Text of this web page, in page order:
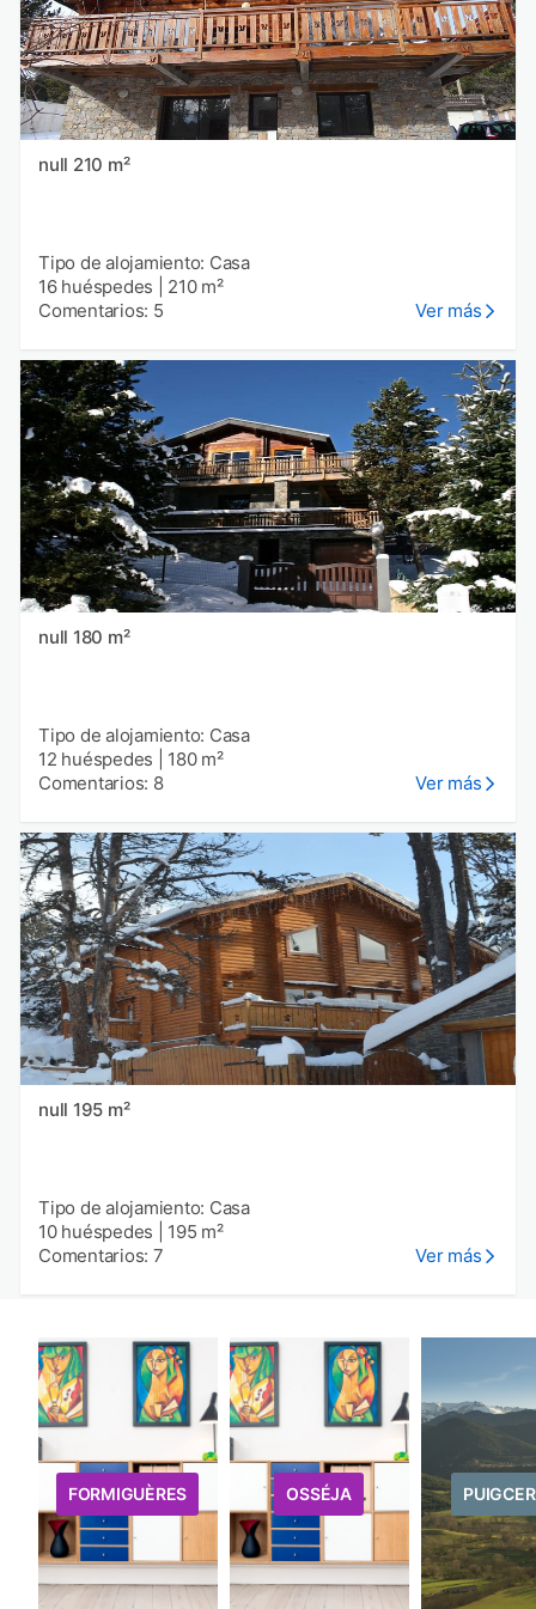
null 210 m²
Tipo de alojamiento: Casa
16 huéspedes
210 m²
Comentarios: 5
Ver más
null 180 m²
Tipo de alojamiento: Casa
12 huéspedes
180 m²
Comentarios: 8
Ver más
null 195 m²
Tipo de alojamiento: Casa
10 huéspedes
195 m²
Comentarios: 7
Ver más
FORMIGUÈRES OSSÉJA